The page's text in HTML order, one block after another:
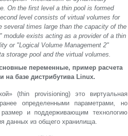
On the first level a thin pool is formed
level consists of virtual volumes for
times large than the capacity of the
module exists acting as a provider of a thin
or "Logical Volume Management 2"
storage pool and the virtual volumes.
переменные, пример расчета
на базе дистрибутива Linux.
(thin provisioning) это виртуальная
определенными параметрами, но
и поддерживающим технологию
данных из общего хранилища.